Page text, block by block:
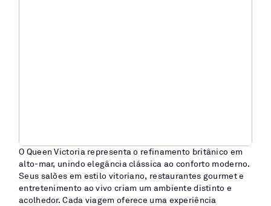
O Queen Victoria representa o refinamento britânico em
alto-mar, unindo elegância clássica ao conforto moderno.
Seus salões em estilo vitoriano, restaurantes gourmet e
entretenimento ao vivo criam um ambiente distinto e
acolhedor. Cada viagem oferece uma experiência